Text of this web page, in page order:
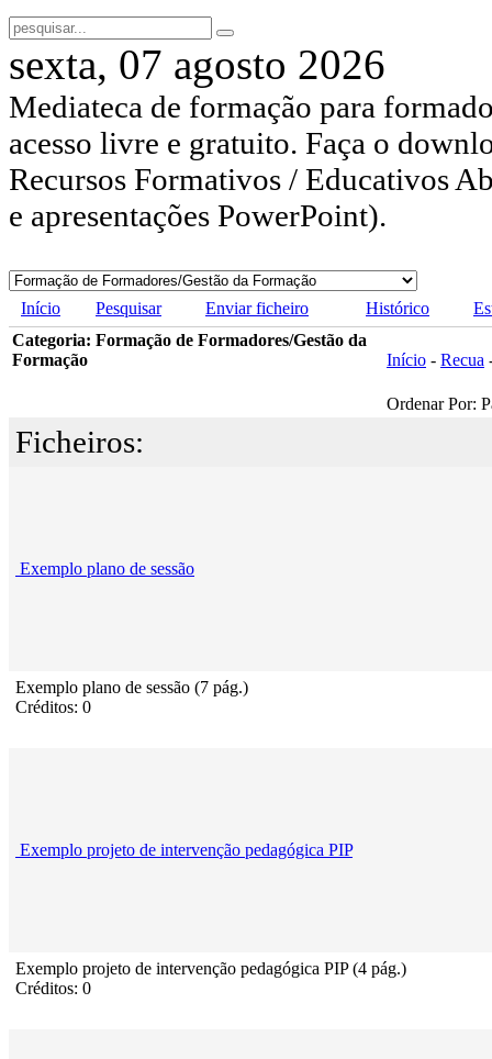
sexta, 07 agosto 2026
Mediateca de formação para
acesso livre e gratuito. Faça o
Recursos Formativos / Educativos
e apresentações PowerPoint).
Início Pesquisar Enviar ficheiro Histórico
Categoria: Formação de Formadores/Gestão da
Formação
Início - Recua
Ordenar Por:
Ficheiros:
Exemplo plano de sessão
Exemplo plano de sessão (7 pág.)
Créditos: 0
Exemplo projeto de intervenção pedagógica PIP
Exemplo projeto de intervenção pedagógica PIP (4 pág.)
Créditos: 0